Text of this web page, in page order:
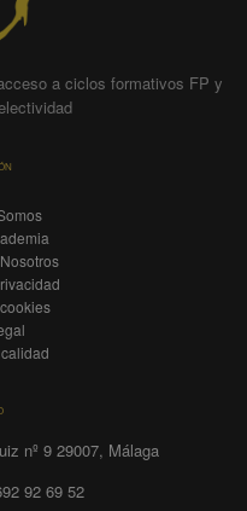
a ciclos formativos FP y
nº 9 29007, Málaga
92 69 52